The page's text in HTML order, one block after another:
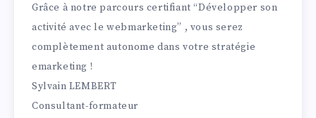
Grâce à notre parcours certifiant “Développer son
activité avec le webmarketing” , vous serez
complètement autonome dans votre stratégie
emarketing !
Sylvain LEMBERT
Consultant-formateur